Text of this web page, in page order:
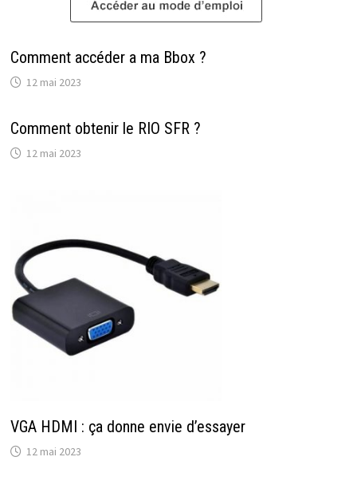
Comment accéder a ma Bbox ?
12 mai 2023
Comment obtenir le RIO SFR ?
12 mai 2023
VGA HDMI : ça donne envie d’essayer
12 mai 2023